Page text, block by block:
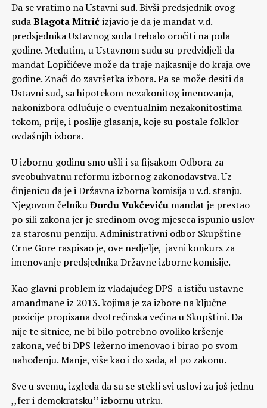
Da se vratimo na Ustavni sud. Bivši predsjednik ovog
sudaBlagota Mitrićizjavio je da je mandat v.d.
predsjednika Ustavnog suda trebalo oročiti na pola
godine. Međutim, u Ustavnom sudu su predvidjeli da
mandat Lopičićeve može da traje najkasnije do kraja ove
godine. Znači do završetka izbora. Pa se može desiti da
Ustavni sud, sa hipotekom nezakonitog imenovanja,
nakonizbora odlučuje o eventualnim nezakonitostima
tokom, prije, i poslije glasanja, koje su postale folklor
ovdašnjih izbora.
U izbornu godinu smo ušli i sa fijsakom Odbora za
sveobuhvatnu reformu izbornog zakonodavstva. Uz
činjenicu da je i Državna izborna komisija u v.d. stanju.
Njegovom čelnikuĐorđu Vukčevićumandat je prestao
po sili zakona jer je sredinom ovog mjeseca ispunio uslov
za starosnu penziju. Administrativni odbor Skupštine
Crne Gore raspisao je, ove nedjelje, javni konkurs za
imenovanje predsjednika Državne izborne komisije.
Kao glavni problem iz vladajućeg DPS-a ističu ustavne
amandmane iz 2013. kojima je za izbore na ključne
pozicije propisana dvotrećinska većina u Skupštini. Da
nije te sitnice, ne bi bilo potrebno ovoliko kršenje
zakona, već bi DPS ležerno imenovao i birao po svom
nahođenju. Manje, više kao i do sada, al po zakonu.
Sve u svemu, izgleda da su se stekli svi uslovi za još jednu
,,fer i demokratsku’’ izbornu utrku.